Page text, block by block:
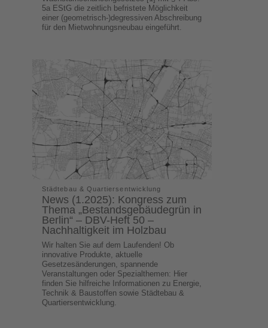
5a EStG die zeitlich befristete Möglichkeit
einer (geometrisch-)degressiven Abschreibung
für den Mietwohnungsneubau eingeführt.
Städtebau & Quartiersentwicklung
News (1.2025): Kongress zum
Thema „Bestandsgebäudegrün in
Berlin“ – DBV-Heft 50 –
Nachhaltigkeit im Holzbau
Wir halten Sie auf dem Laufenden! Ob
innovative Produkte, aktuelle
Gesetzesänderungen, spannende
Veranstaltungen oder Spezialthemen: Hier
finden Sie hilfreiche Informationen zu Energie,
Technik & Baustoffen sowie Städtebau &
Quartiersentwicklung.